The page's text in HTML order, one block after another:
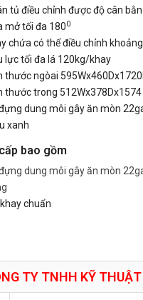
tủ điều chỉnh được độ cân
mở tối đa 1800
chứa có thể điều chỉnh
lực tối đa lá 120kg/khay
thước ngòai
thước trong
dung môi gây ăn mòn
xanh
bao gồm
dung môi gây ăn mòn
chuẩn
TY TNHH KỸ THUẬT